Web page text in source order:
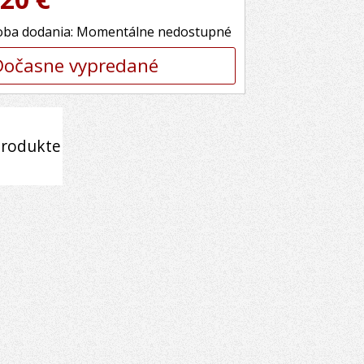
dodania: Momentálne nedostupné
vypredané